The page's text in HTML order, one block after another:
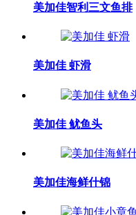
美加佳智利三文鱼排
美加佳 虾滑
美加佳 鱿鱼头
美加佳海鲜什锦